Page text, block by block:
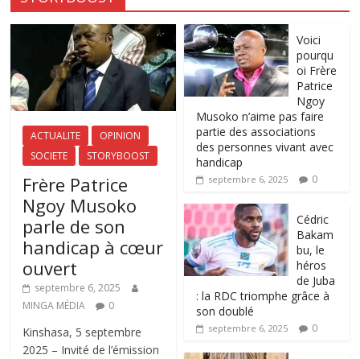
ACTUALITE
OPINION
SOCIETE
STORYBOOST
Frère Patrice
Ngoy Musoko
parle de son
handicap à cœur
ouvert
septembre 6, 2025
MINGA MÉDIA
0
Kinshasa, 5 septembre
2025 – Invité de l’émission
Voici
pourqu
oi Frère
Patrice
Ngoy
Musoko n’aime pas faire
partie des associations
des personnes vivant avec
handicap
septembre 6, 2025 0
‎Cédric
Bakam
bu, le
héros
de Juba
: la RDC triomphe grâce à
son doublé
septembre 6, 2025 0